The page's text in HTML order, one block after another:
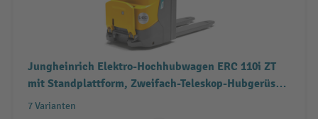
Jungheinrich Elektro-Hochhubwagen ERC 110i ZT
mit Standplattform, Zweifach-Teleskop-Hubgerüst,
Tragfähigkeit 1.000 kg
7 Varianten